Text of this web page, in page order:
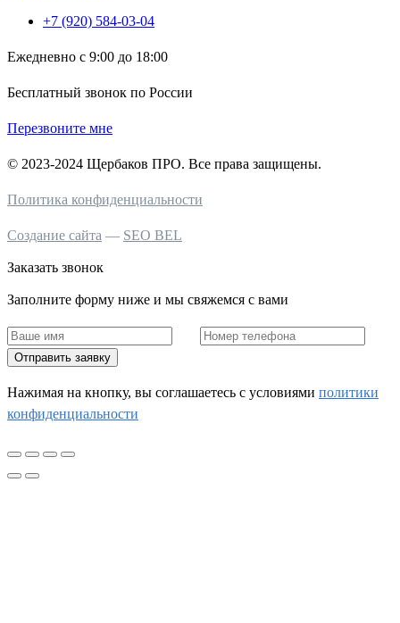
+7 (920) 584-03-04
Ежедневно с 9:00 до 18:00
Бесплатный звонок по России
Перезвоните мне
© 2023-2024 Щербаков ПРО. Все права защищены.
Политика конфиденциальности
Создание сайта — SEO BEL
Заказать звонок
Заполните форму ниже и мы свяжемся с вами
Отправить заявку
Нажимая на кнопку, вы соглашаетесь c условиями политики
конфиденциальности